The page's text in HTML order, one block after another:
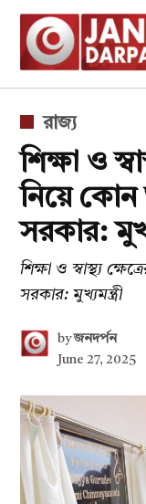
Skip
content
POSTED
রাজ্য
শিক্ষা ও
নিয়ে
সরকার:
শিক্ষা ও স্বাস্থ্য
সরকার: মুখ্যমন্ত্রী
by জনদর্পন
June 27, 2025